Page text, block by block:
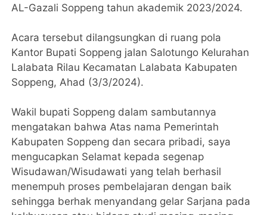
AL-Gazali Soppeng tahun akademik 2023/2024.
Acara tersebut dilangsungkan di ruang pola
Kantor Bupati Soppeng jalan Salotungo Kelurahan
Lalabata Rilau Kecamatan Lalabata Kabupaten
Soppeng, Ahad (3/3/2024).
Wakil bupati Soppeng dalam sambutannya
mengatakan bahwa Atas nama Pemerintah
Kabupaten Soppeng dan secara pribadi, saya
mengucapkan Selamat kepada segenap
Wisudawan/Wisudawati yang telah berhasil
menempuh proses pembelajaran dengan baik
sehingga berhak menyandang gelar Sarjana pada